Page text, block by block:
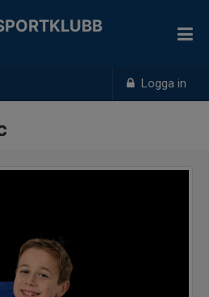
Logga in